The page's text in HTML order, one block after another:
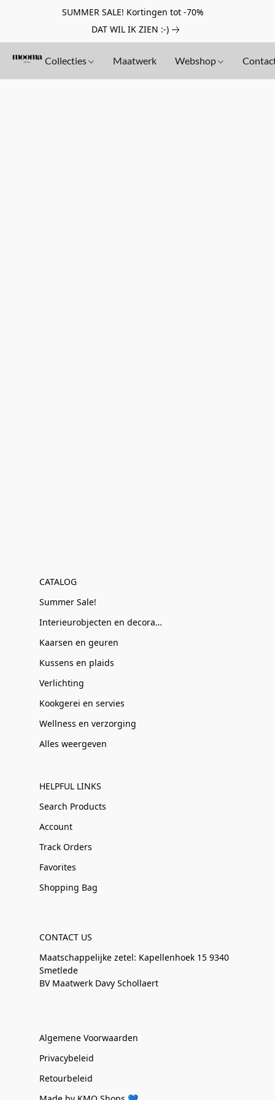
SUMMER SALE! Kortingen tot -70%
DAT WIL IK ZIEN :-)
Collecties Maatwerk Webshop
CATALOG
Summer Sale!
Interieurobjecten en decoratie
Kaarsen en geuren
Kussens en plaids
Verlichting
Kookgerei en servies
Wellness en verzorging
Alles weergeven
HELPFUL LINKS
Search Products
Account
Track Orders
Favorites
Shopping Bag
CONTACT US
Maatschappelijke zetel: Kapellenhoek 15 9340
Smetlede
BV Maatwerk Davy Schollaert
Algemene Voorwaarden
Privacybeleid
Retourbeleid